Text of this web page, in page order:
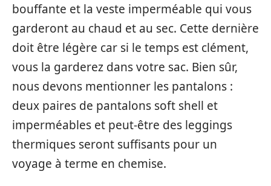
bouffante et la veste imperméable qui vous
garderont au chaud et au sec. Cette dernière
doit être légère car si le temps est clément,
vous la garderez dans votre sac. Bien sûr,
nous devons mentionner les pantalons :
deux paires de pantalons soft shell et
imperméables et peut-être des leggings
thermiques seront suffisants pour un
voyage à terme en chemise.